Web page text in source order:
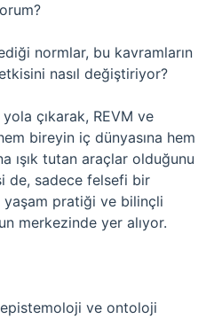
normlar, bu kavramların
nasıl değiştiriyor?
çıkarak, REVM ve
bireyin iç dünyasına hem
ışık tutan araçlar olduğunu
de, sadece felsefi bir
yaşam pratiği ve bilinçli
merkezinde yer alıyor.
ve ontoloji